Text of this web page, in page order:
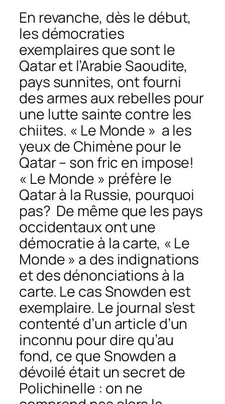
En revanche, dès le début,
les démocraties
exemplaires que sont le
Qatar et l’Arabie Saoudite,
pays sunnites, ont fourni
des armes aux rebelles pour
une lutte sainte contre les
chiites. « Le Monde » a les
yeux de Chimène pour le
Qatar – son fric en impose!
« Le Monde » préfère le
Qatar à la Russie, pourquoi
pas? De même que les pays
occidentaux ont une
démocratie à la carte, « Le
Monde » a des indignations
et des dénonciations à la
carte. Le cas Snowden est
exemplaire. Le journal s’est
contenté d’un article d’un
inconnu pour dire qu’au
fond, ce que Snowden a
dévoilé était un secret de
Polichinelle : on ne